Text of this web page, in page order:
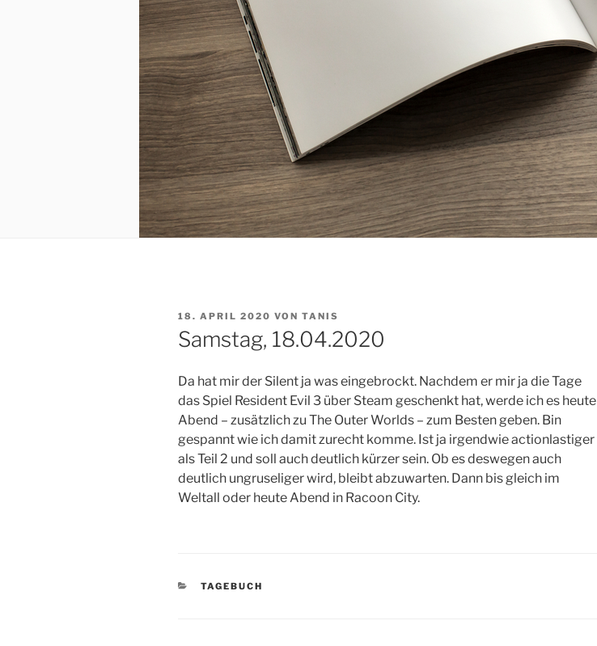
VERÖFFENTLICHT
AM
18. APRIL 2020 VON TANIS
Samstag, 18.04.2020
Da hat mir der Silent ja was eingebrockt. Nachdem er mir ja die Tage
das Spiel Resident Evil 3 über Steam geschenkt hat, werde ich es heute
Abend – zusätzlich zu The Outer Worlds – zum Besten geben. Bin
gespannt wie ich damit zurecht komme. Ist ja irgendwie actionlastiger
als Teil 2 und soll auch deutlich kürzer sein. Ob es deswegen auch
deutlich ungruseliger wird, bleibt abzuwarten. Dann bis gleich im
Weltall oder heute Abend in Racoon City.
KATEGORIEN
TAGEBUCH